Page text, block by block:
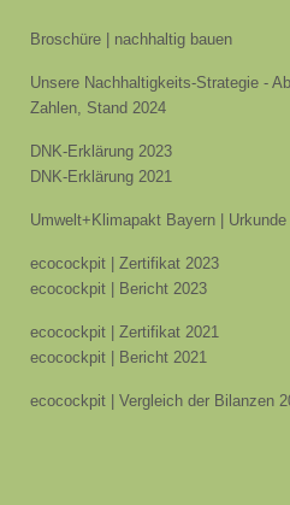
Broschüre | nachhaltig bauen
Unsere Nachhaltigkeits-Strategie -
Zahlen, Stand 2024
DNK-Erklärung 2023
DNK-Erklärung 2021
Umwelt+Klimapakt Bayern | Urkunde
ecocockpit | Zertifikat 2023
ecocockpit | Bericht 2023
ecocockpit | Zertifikat 2021
ecocockpit | Bericht 2021
ecocockpit | Vergleich der Bilanzen